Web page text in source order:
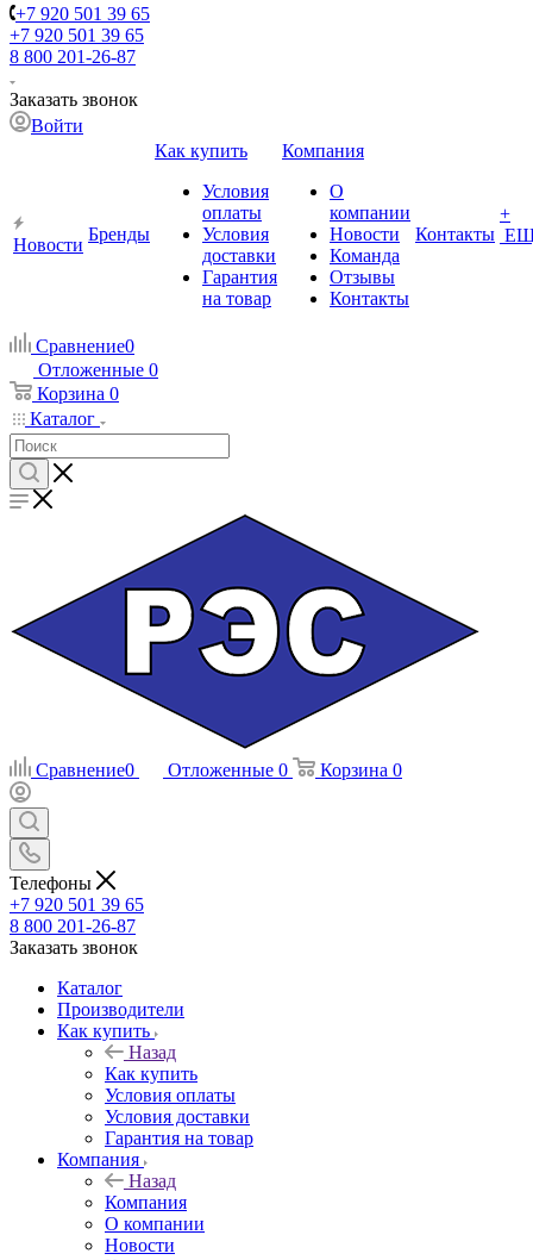
+7 920 501 39 65
+7 920 501 39 65
8 800 201-26-87
Заказать звонок
Войти
Новости
Бренды
Как купить
Условия
оплаты
Условия
доставки
Гарантия
на товар
Компания
О
компании
Новости
Команда
Отзывы
Контакты
Контакты
+
Сравнение0
Отложенные 0
Корзина 0
Каталог
Сравнение0 Отложенные 0 Корзина 0
Телефоны
+7 920 501 39 65
8 800 201-26-87
Заказать звонок
Каталог
Производители
Как купить
Назад
Как купить
Условия оплаты
Условия доставки
Гарантия на товар
Компания
Назад
Компания
О компании
Новости